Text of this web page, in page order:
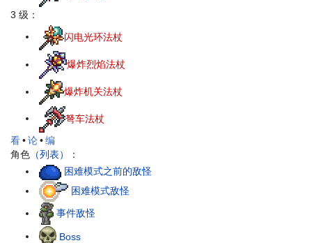
3 级：
闪电光环法杖
爆炸烈焰法杖
爆炸机关法杖
弩车法杖
看•论•编
角色 （列表）
：
困难模式之前的敌怪
困难模式敌怪
事件敌怪
Boss